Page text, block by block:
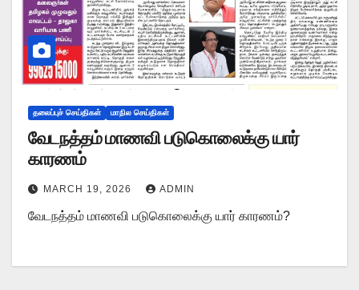
தலைப்புச் செய்திகள் மாநில செய்திகள்
வேடநத்தம் மாணவி படுகொலைக்கு யார்
காரணம்
MARCH 19, 2026 ADMIN
வேடநத்தம் மாணவி படுகொலைக்கு யார் காரணம்?